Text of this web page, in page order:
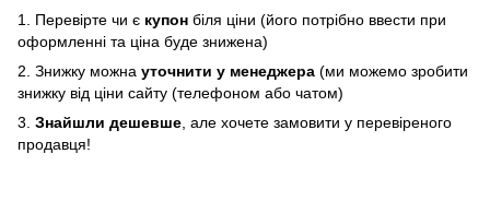
1. Перевірте чи є купон біля ціни (його потрібно ввести при
оформленні та ціна буде знижена)
2. Знижку можна уточнити у менеджера (ми можемо зробити
знижку від ціни сайту (телефоном або чатом)
3. Знайшли дешевше , але хочете замовити у перевіреного
продавця!